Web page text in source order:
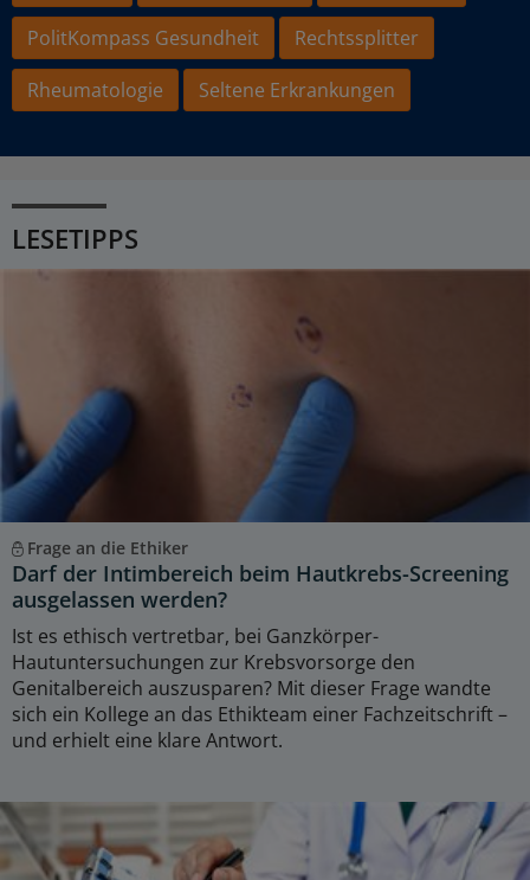
PolitKompass Gesundheit
Rechtssplitter
Rheumatologie
Seltene Erkrankungen
LESETIPPS
Frage an die Ethiker
Darf der Intimbereich beim Hautkrebs-Screening
ausgelassen werden?
Ist es ethisch vertretbar, bei Ganzkörper-
Hautuntersuchungen zur Krebsvorsorge den
Genitalbereich auszusparen? Mit dieser Frage wandte
sich ein Kollege an das Ethikteam einer Fachzeitschrift –
und erhielt eine klare Antwort.